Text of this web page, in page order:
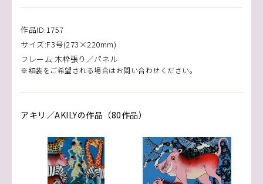
作品ID:1757
サイズ:F3号(273×220mm)
フレーム:木枠張り／パネル
※額装をご希望される場合はお問い合わせください。
アキリ／AKILYの作品（80作品）